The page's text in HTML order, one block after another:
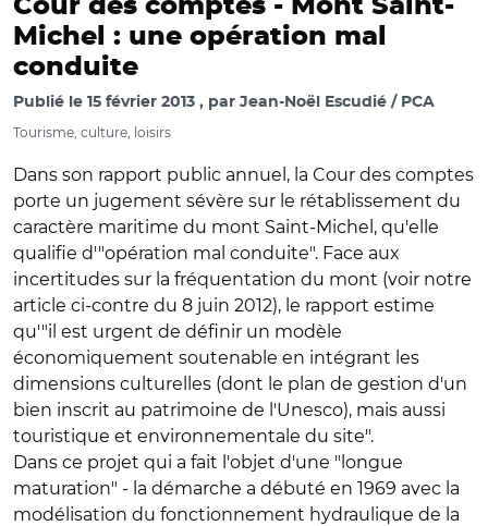
Cour des comptes - Mont Saint-
Michel : une opération mal
conduite
Publié le 15 février 2013 par Jean-Noël Escudié / PCA
Tourisme, culture, loisirs
Dans son rapport public annuel, la Cour des comptes
porte un jugement sévère sur le rétablissement du
caractère maritime du mont Saint-Michel, qu'elle
qualifie d'"opération mal conduite". Face aux
incertitudes sur la fréquentation du mont (voir notre
article ci-contre du 8 juin 2012), le rapport estime
qu'"il est urgent de définir un modèle
économiquement soutenable en intégrant les
dimensions culturelles (dont le plan de gestion d'un
bien inscrit au patrimoine de l'Unesco), mais aussi
touristique et environnementale du site".
Dans ce projet qui a fait l'objet d'une "longue
maturation" - la démarche a débuté en 1969 avec la
modélisation du fonctionnement hydraulique de la